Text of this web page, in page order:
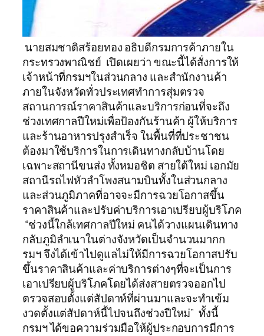
นายสมชาติสร้อยทอง อธิบดีกรมการค้าภายใน
กระทรวงพาณิชย์ เปิดเผยว่า ขณะนี้ได้สั่งการให้
เจ้าหน้าที่กรมฯในส่วนกลาง และสำนักงานค้า
ภายในจังหวัดทั่วประเทศทำการสุ่มตรวจ
สถานการณ์ราคาสินค้าและบริการก่อนที่จะถึง
ช่วงเทศกาลปีใหม่เพื่อป้องกันร้านค้า ผู้ให้บริการ
และร้านอาหารปรุงสำเร็จ ในพื้นที่ที่ประชาชน
ต้องมาใช้บริการในการเดินทางกลับบ้านโดย
เฉพาะสถานีขนส่ง ทั้งหมอชิต สายใต้ใหม่ เอกมัย
สถานีรถไฟหัวลำโพงสนามบินทั้งในส่วนกลาง
และส่วนภูมิภาคที่อาจจะมีการฉวยโอกาสขึ้น
ราคาสินค้าและปรับค่าบริการเอาเปรียบผู้บริโภค
“ช่วงนี้ใกล้เทศกาลปีใหม่ คนได้วางแผนเดินทาง
กลับภูมิลำเนาในต่างจังหวัดเป็นจำนวนมากก
รมฯ จึงได้เข้าไปดูแลไม่ให้มีการฉวยโอกาสปรับ
ขึ้นราคาสินค้าและค่าบริการต่างๆที่จะเป็นการ
เอาเปรียบผู้บริโภคโดยได้ส่งสายตรวจออกไป
ตรวจสอบตั้งแต่สัปดาห์ที่ผ่านมาและจะทำเข้ม
งวดตั้งแต่สัปดาห์นี้ไปจนถึงช่วงปีใหม่” ทั้งนี้
กรมฯ ได้ขอความร่วมมือให้ผู้ประกอบการมีการ